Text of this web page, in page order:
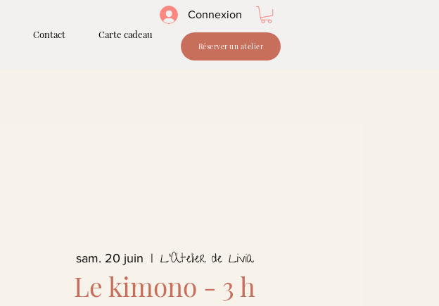
Connexion
Contact Carte cadeau
Réserver un atelier
sam. 20 juin
  |
L'Atelier de Livia
Le kimono - 3 h